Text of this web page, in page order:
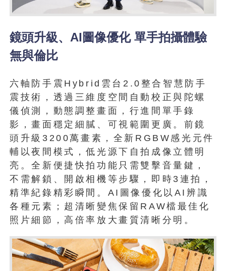
鏡頭升級、AI圖像優化 單手拍攝體驗
無與倫比
六軸防手震Hybrid雲台2.0整合智慧防手
震技術，透過三維度空間自動校正與陀螺
儀偵測，動態調整畫面，行進間單手錄
影，畫面穩定細膩、可視範圍更廣。前鏡
頭升級3200萬畫素，全新RGBW感光元件
輔以夜間模式，低光源下自拍成像立體明
亮。全新便捷快拍功能只需雙擊音量鍵，
不需解鎖、開啟相機等步驟，即時3連拍，
精準紀錄精彩瞬間。AI圖像優化以AI辨識
各種元素；超清晰變焦保留RAW檔最佳化
照片細節，高倍率放大畫質清晰分明。